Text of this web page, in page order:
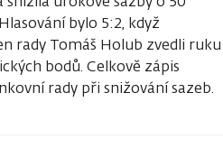
bylo 5:2, když
rady Tomáš Holub zvedli ruku
bodů. Celkově zápis
rady při snižování sazeb.